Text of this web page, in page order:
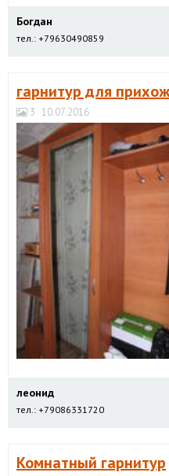
Богдан
тел.: +79630490859
гарнитур для
3 10.07.2016
леонид
тел.: +79086331720
Комнатный гарнитур